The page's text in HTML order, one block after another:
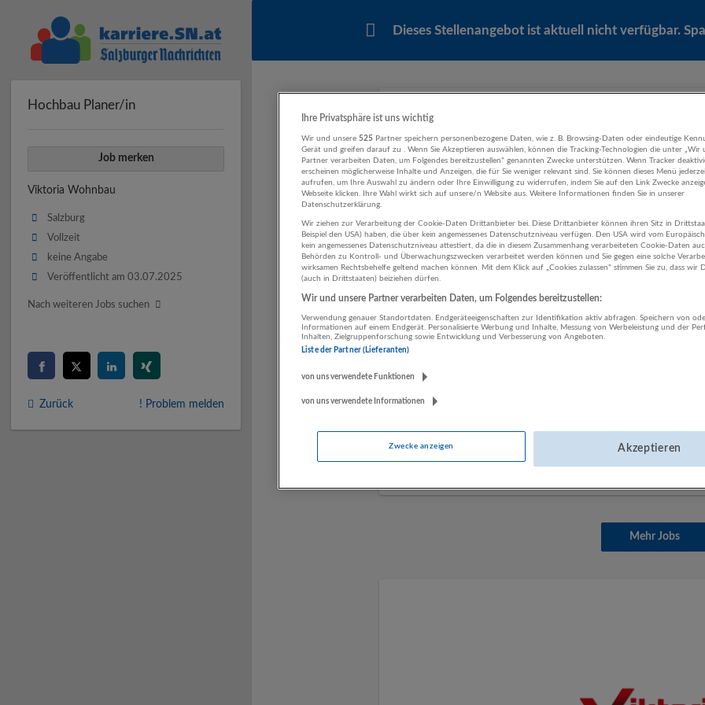
Dieses Stellenangebot ist aktuell nicht verfügbar.
Ähnliche Stellenanzeigen
Senior Maschinenbauingenieur
Technik, Ingenieurwesen
Orthopädieschuhmacher-Geselle/in
05.08.2026,Lambert Sanitätshaus
Salzburg
05.08.2026,Lambert Sanitätshaus
Handwerk | Vertrieb, Verkauf,
Mehr Jobs
Hochbau Planer/in
Job merken
Viktoria Wohnbau
Salzburg
Vollzeit
keine Angabe
Veröffentlicht am 03.07.2025
Nach weiteren Jobs suchen
Zurück ! Problem melden
Ihre Privatsphäre ist uns wichtig
Wir und unsere525 Partner speichern personenbezogene Daten, wie z. B. Browsing-Daten oder eindeutige
Gerät und greifen darauf zu . Wenn Sie Akzeptieren auswählen, können die Tracking-Technologien die unter „Wir
Partner verarbeiten Daten, um Folgendes bereitzustellen“ genannten Zwecke unterstützen. Wenn Tracker
erscheinen möglicherweise Inhalte und Anzeigen, die für Sie weniger relevant sind. Sie können dieses Menü
aufrufen, um Ihre Auswahl zu ändern oder Ihre Einwilligung zu widerrufen, indem Sie auf den Link Zwecke
Webseite klicken. Ihre Wahl wirkt sich auf unsere/n Website aus. Weitere Informationen finden Sie in unserer
Datenschutzerklärung.
Wir ziehen zur Verarbeitung der Cookie-Daten Drittanbieter bei. Diese Drittanbieter können ihren Sitz in
Beispiel den USA) haben, die über kein angemessenes Datenschutzniveau verfügen. Den USA wird vom
kein angemessenes Datenschutzniveau attestiert, da die in diesem Zusammenhang verarbeiteten Cookie-Daten
Behörden zu Kontroll- und Überwachungszwecken verarbeitet werden können und Sie gegen eine solche
wirksamen Rechtsbehelfe geltend machen können. Mit dem Klick auf „Cookies zulassen“ stimmen Sie zu, dass wir
(auch in Drittstaaten) beiziehen dürfen.
Wir und unsere Partner verarbeiten Daten, um Folgendes bereitzustellen:
Verwendung genauer Standortdaten. Endgeräteeigenschaften zur Identifikation aktiv abfragen. Speichern von
Informationen auf einem Endgerät. Personalisierte Werbung und Inhalte, Messung von Werbeleistung und der
Inhalten, Zielgruppenforschung sowie Entwicklung und Verbesserung von Angeboten.
Liste der Partner (Lieferanten)
von uns verwendete Funktionen
von uns verwendete Informationen
Zwecke anzeigen Akzeptieren